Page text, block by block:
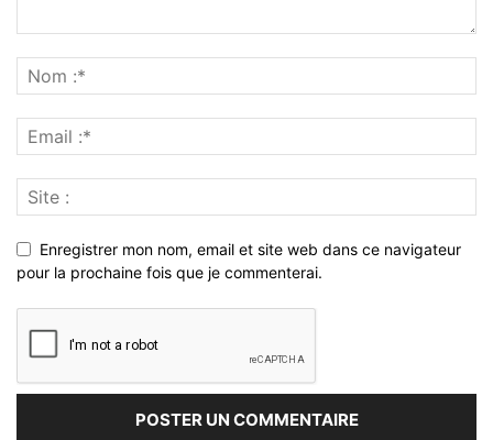
Enregistrer mon nom, email et site web dans ce navigateur
pour la prochaine fois que je commenterai.